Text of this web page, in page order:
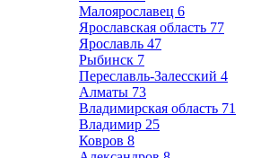
Малоярославец 6
Ярославская область 77
Ярославль 47
Рыбинск 7
Переславль-Залесский 4
Алматы 73
Владимирская область 71
Владимир 25
Ковров 8